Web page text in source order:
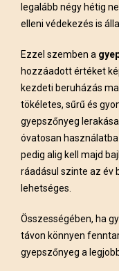
legalább négy hétig
elleni védekezés is
Ezzel szemben a
hozzáadott értéket
kezdeti beruházás
tökéletes, sűrű és
gyepszőnyeg
óvatosan
pedig alig kell majd
ráadásul szinte az év
lehetséges.
Összességében, ha
távon könnyen
gyepszőnyeg a